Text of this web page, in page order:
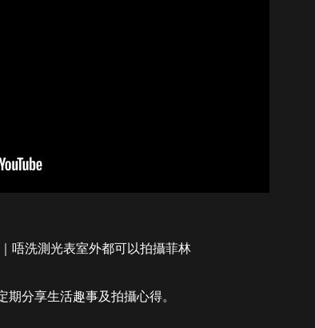
唔洗測光表室外都可以拍攝菲林
分享生活趣事及拍攝心得。